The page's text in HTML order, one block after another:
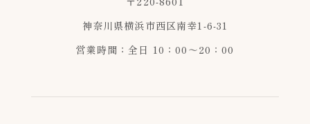
神奈川県横浜市西区南幸1-6-31
営業時間：全日 10：00～20：00